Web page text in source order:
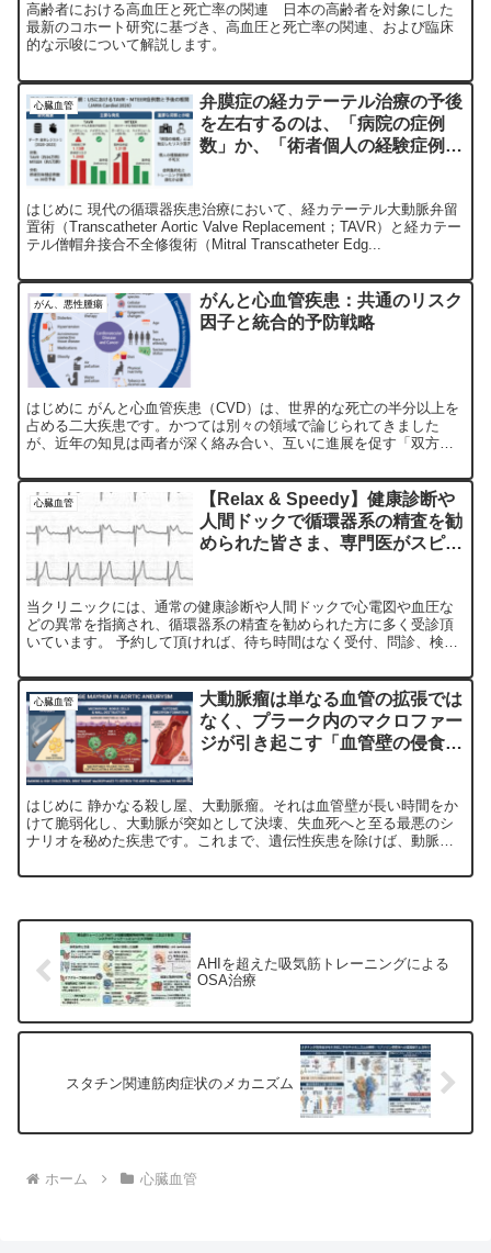
高齢者における高血圧と死亡率の関連 日本の高齢者を対象にした
最新のコホート研究に基づき、高血圧と死亡率の関連、および臨床
的な示唆について解説します。
心臓血管
弁膜症の経カテーテル治療の予後
を左右するのは、「病院の症例
数」か、「術者個人の経験症例
はじめに 現代の循環器疾患治療において、経カテーテル大動脈弁留
置術（Transcatheter Aortic Valve Replacement；TAVR）と経カテー
テル僧帽弁接合不全修復術（Mitral Transcatheter Edg...
がん、悪性腫瘍
がんと心血管疾患：共通のリスク
因子と統合的予防戦略
はじめに がんと心血管疾患（CVD）は、世界的な死亡の半分以上を
占める二大疾患です。かつては別々の領域で論じられてきました
が、近年の知見は両者が深く絡み合い、互いに進展を促す「双方向
心臓血管
【Relax & Speedy】健康診断や
人間ドックで循環器系の精査を勧
められた皆さま、専門医がスピー
当クリニックには、通常の健康診断や人間ドックで心電図や血圧な
どの異常を指摘され、循環器系の精査を勧められた方に多く受診頂
いています。 予約して頂ければ、待ち時間はなく受付、問診、検
心臓血管
大動脈瘤は単なる血管の拡張では
なく、プラーク内のマクロファー
ジが引き起こす「血管壁の侵食」
はじめに 静かなる殺し屋、大動脈瘤。それは血管壁が長い時間をか
けて脆弱化し、大動脈が突如として決壊、失血死へと至る最悪のシ
ナリオを秘めた疾患です。これまで、遺伝性疾患を除けば、動脈硬
AHIを超えた吸気筋トレーニングによる
OSA治療
スタチン関連筋肉症状のメカニズム
ホーム 心臓血管